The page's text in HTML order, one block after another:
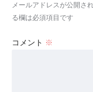
メールアドレスが公開さ
る欄は必須項目です
コメント ※